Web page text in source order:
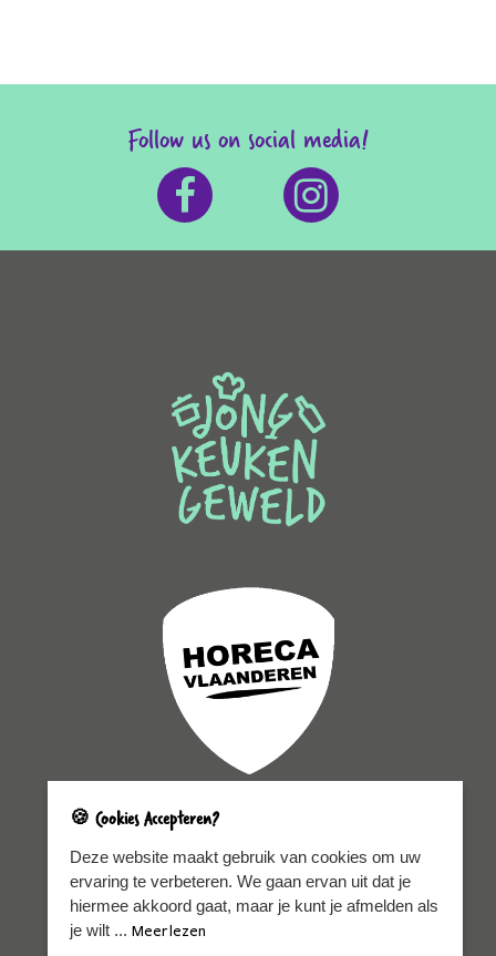
Follow us on social media!
Sitemap
Home
Chefs 2025-2026
Nieuws
Legal
Privacy policy
Cookie policy
🍪 Cookies Accepteren?
Deze website maakt gebruik van cookies om uw
ervaring te verbeteren. We gaan ervan uit dat je
hiermee akkoord gaat, maar je kunt je afmelden als
je wilt ... Meer lezen